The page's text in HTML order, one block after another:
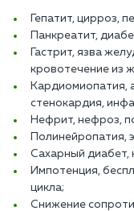
Гепатит, цирроз,
Панкреатит,
Гастрит, язва
кровотечение из
Кардиомиопатия,
стенокардия,
Нефрит, нефроз,
Полинейропатия,
Сахарный диабет,
Импотенция,
цикла;
Снижение